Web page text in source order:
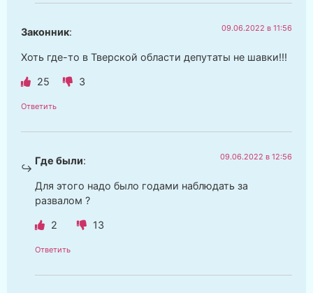
Законник: 09.06.2022 в 11:56
Хоть где-то в Тверской области депутаты не шавки!!!
25 3
Ответить
Где были: 09.06.2022 в 12:56
Для этого надо было годами наблюдать за
развалом ?
2 13
Ответить